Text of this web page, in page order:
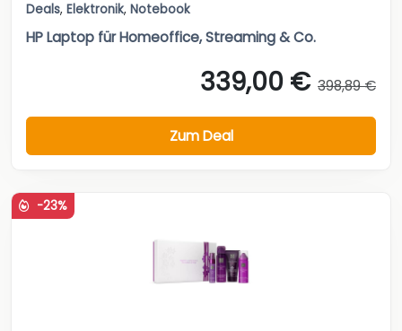
Deals, Elektronik, Notebook
HP Laptop für Homeoffice, Streaming & Co.
339,00 € 398,89 €
Zum Deal
-23%